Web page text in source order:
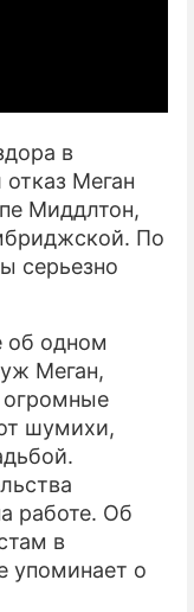
в
Меган
Миддлтон,
По
серьезно
об одном
Меган,
огромные
шумихи,
работе. Об
в
упоминает о